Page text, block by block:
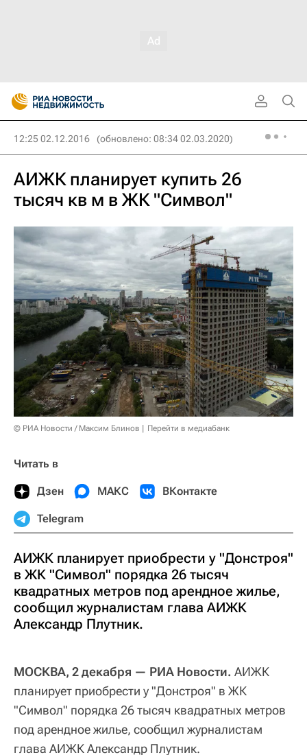
12:25 02.12.2016 (обновлено: 08:34 02.03.2020)
АИЖК планирует купить 26
тысяч кв м в ЖК "Символ"
© РИА Новости / Максим Блинов Перейти в медиабанк
Читать в
Дзен МАКС ВКонтакте
Telegram
АИЖК планирует приобрести у "Донстроя"
в ЖК "Символ" порядка 26 тысяч
квадратных метров под арендное жилье,
сообщил журналистам глава АИЖК
Александр Плутник.
МОСКВА, 2 декабря — РИА Новости. АИЖК
планирует приобрести у "Донстроя" в ЖК
"Символ" порядка 26 тысяч квадратных метров
под арендное жилье, сообщил журналистам
глава АИЖК Александр Плутник.